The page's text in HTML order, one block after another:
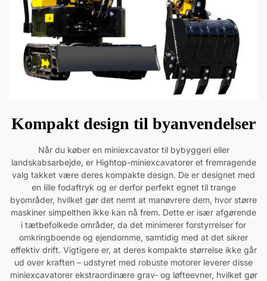
Kompakt design til byanvendelser
Når du køber en miniexcavator til bybyggeri eller
landskabsarbejde, er Hightop-miniexcavatorer et fremragende
valg takket være deres kompakte design. De er designet med
en lille fodaftryk og er derfor perfekt egnet til trange
byområder, hvilket gør det nemt at manøvrere dem, hvor større
maskiner simpelthen ikke kan nå frem. Dette er især afgørende
i tætbefolkede områder, da det minimerer forstyrrelser for
omkringboende og ejendomme, samtidig med at det sikrer
effektiv drift. Vigtigere er, at deres kompakte størrelse ikke går
ud over kraften – udstyret med robuste motorer leverer disse
miniexcavatorer ekstraordinære grav- og løfteevner, hvilket gør